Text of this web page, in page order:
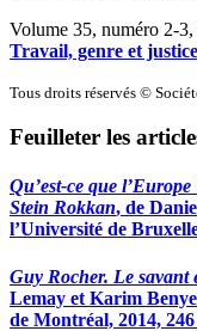
Volume 35, numéro 2-
Travail, genre et
Tous droits réservés ©
Feuilleter les
Qu’est-ce que
Stein Rokkan, de
l’Université de
Guy Rocher. Le savant
Lemay et Karim
de Montréal, 2014,